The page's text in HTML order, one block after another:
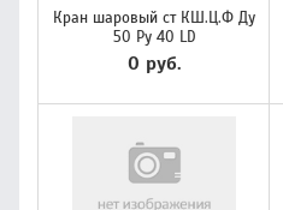
Кран шаровый ст КШ.Ц.Ф Ду
50 Ру 40 LD
0 руб.